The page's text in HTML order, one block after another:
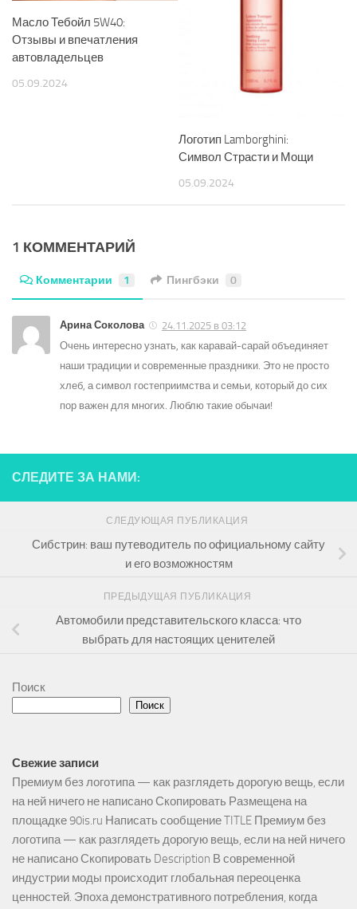
Масло Тебойл 5W40:
Отзывы и впечатления
автовладельцев
05.09.2024
Логотип Lamborghini:
Символ Страсти и Мощи
05.09.2024
1 КОММЕНТАРИЙ
Комментарии 1 Пингбэки 0
Арина Соколова
24.11.2025 в 03:12
Очень интересно узнать, как каравай-сарай объединяет
наши традиции и современные праздники. Это не просто
хлеб, а символ гостеприимства и семьи, который до сих
пор важен для многих. Люблю такие обычаи!
СЛЕДИТЕ ЗА НАМИ:
СЛЕДУЮЩАЯ ПУБЛИКАЦИЯ
Сибстрин: ваш путеводитель по официальному сайту
и его возможностям
ПРЕДЫДУЩАЯ ПУБЛИКАЦИЯ
Автомобили представительского класса: что
выбрать для настоящих ценителей
Поиск
Поиск
Свежие записи
Премиум без логотипа — как разглядеть дорогую вещь, если
на ней ничего не написано Скопировать Размещена на
площадке 90is.ru Написать сообщение TITLE Премиум без
логотипа — как разглядеть дорогую вещь, если на ней ничего
не написано Скопировать Description В современной
индустрии моды происходит глобальная переоценка
ценностей. Эпоха демонстративного потребления, когда